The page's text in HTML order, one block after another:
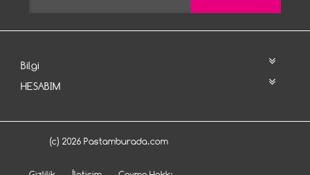
Bilgi
HESABIM
(c) 2026 Pastamburada.com